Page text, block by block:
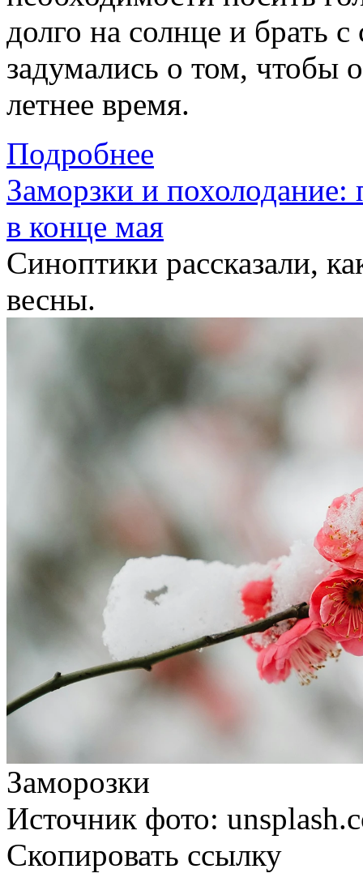
долго на солнце и брать
задумались о том, чтобы
летнее время.
Подробнее
Заморзки и похолодание:
в конце мая
Синоптики рассказали,
весны.
Заморозки
Источник фото:
Скопировать ссылку